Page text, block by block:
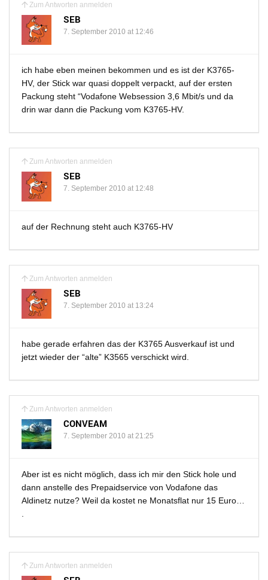
Zum Antworten anmelden
SEB
7. September 2010 at 12:46
ich habe eben meinen bekommen und es ist der K3765-
HV, der Stick war quasi doppelt verpackt, auf der ersten
Packung steht “Vodafone Websession 3,6 Mbit/s und da
drin war dann die Packung vom K3765-HV.
Zum Antworten anmelden
SEB
7. September 2010 at 12:48
auf der Rechnung steht auch K3765-HV
Zum Antworten anmelden
SEB
7. September 2010 at 13:24
habe gerade erfahren das der K3765 Ausverkauf ist und
jetzt wieder der “alte” K3565 verschickt wird.
Zum Antworten anmelden
CONVEAM
7. September 2010 at 21:25
Aber ist es nicht möglich, dass ich mir den Stick hole und
dann anstelle des Prepaidservice von Vodafone das
Aldinetz nutze? Weil da kostet ne Monatsflat nur 15 Euro…
Zum Antworten anmelden